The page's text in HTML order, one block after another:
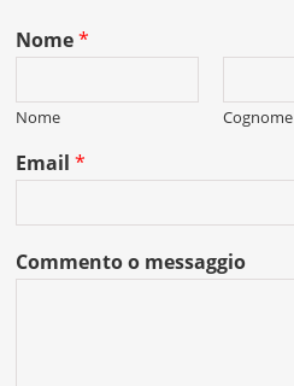
Nome*
Nome Cognome
Email *
Commento o messaggio